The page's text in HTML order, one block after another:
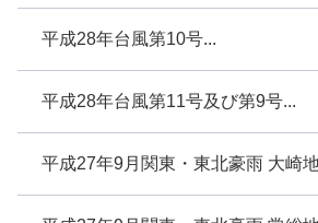
平成28年台風第10号...
平成28年台風第11号及び第9号...
平成27年9月関東・東北豪雨 大崎